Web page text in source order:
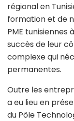
régional en
formation et de
PME
succès de leur
complexe qui
permanentes.
Outre les
a eu lieu en
du Pôle